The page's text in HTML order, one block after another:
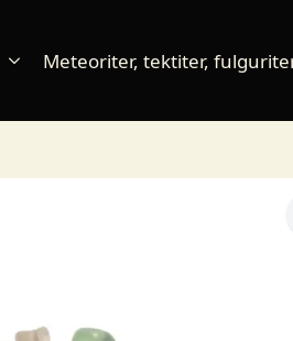
Meteoriter, tektiter,